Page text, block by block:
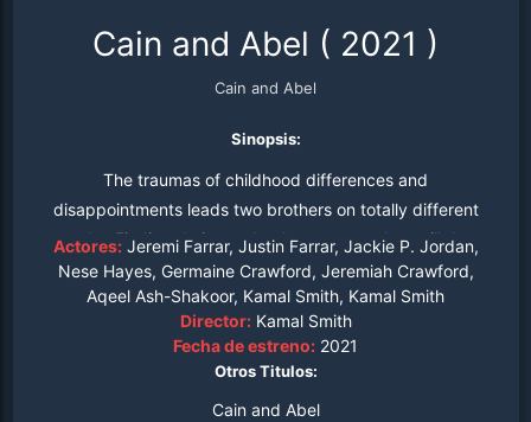
Cain and Abel ( 2021 )
Cain and Abel
Sinopsis:
The traumas of childhood differences and
disappointments leads two brothers on totally different
paths. Finding their way back to one another, will the
childhood traumas they've endured be too much and
drive them even further apart?
Actores: Jeremi Farrar, Justin Farrar, Jackie P. Jordan,
Nese Hayes, Germaine Crawford, Jeremiah Crawford,
Aqeel Ash-Shakoor, Kamal Smith, Kamal Smith
Director: Kamal Smith
Fecha de estreno: 2021
Otros Titulos:
Cain and Abel